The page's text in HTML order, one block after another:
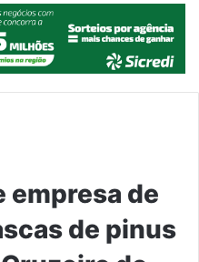
empresa de
de pinus